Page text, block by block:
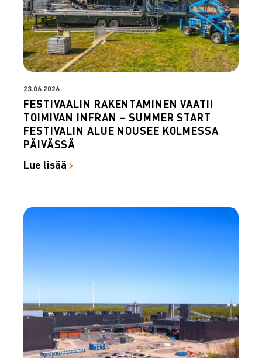
23.06.2026
FESTIVAALIN RAKENTAMINEN VAATII
TOIMIVAN INFRAN – SUMMER START
FESTIVALIN ALUE NOUSEE KOLMESSA
PÄIVÄSSÄ
Lue lisää